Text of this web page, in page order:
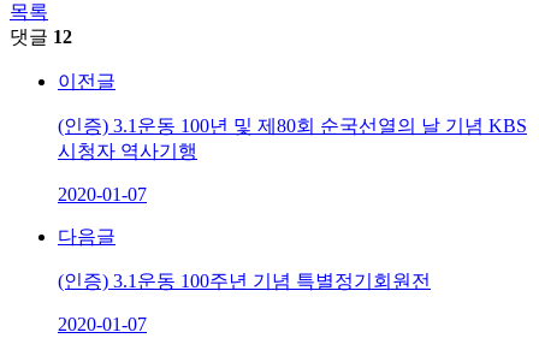
목록
댓글 12
이전글
(인증) 3.1운동 100년 및 제80회 순국선열의 날 기념 KBS
시청자 역사기행
2020-01-07
다음글
(인증) 3.1운동 100주년 기념 특별정기회원전
2020-01-07